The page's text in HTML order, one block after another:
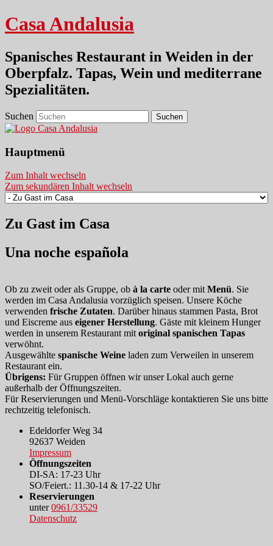
Casa Andalusia
Spanisches Restaurant in Weiden in der
Oberpfalz. Tapas, Wein und mediterrane
Spezialitäten.
Suchen
Hauptmenü
Zum Inhalt wechseln
Zum sekundären Inhalt wechseln
Zu Gast im Casa
Una noche española
Ob zu zweit oder als Gruppe, ob à la carte oder mit Menü. Sie
werden im Casa Andalusia vorzüglich speisen. Unsere Köche
verwenden frische Zutaten. Darüber hinaus stammen Pasta, Brot
und Eiscreme aus eigener Herstellung. Gäste mit kleinem Hunger
werden in unserem Restaurant mit original spanischen Tapas
verwöhnt.
Ausgewählte spanische Weine laden zum Verweilen in unserem
Restaurant ein.
Übrigens: Für Gruppen öffnen wir unser Lokal auch gerne
außerhalb der Öffnungszeiten.
Für Reservierungen und Menü-Vorschläge kontaktieren Sie uns bitte
rechtzeitig telefonisch.
Edeldorfer Weg 34
92637 Weiden
Impressum
Öffnungszeiten
DI-SA: 17-23 Uhr
SO/Feiert.: 11.30-14 & 17-22 Uhr
Reservierungen
unter0961/33529
Datenschutz